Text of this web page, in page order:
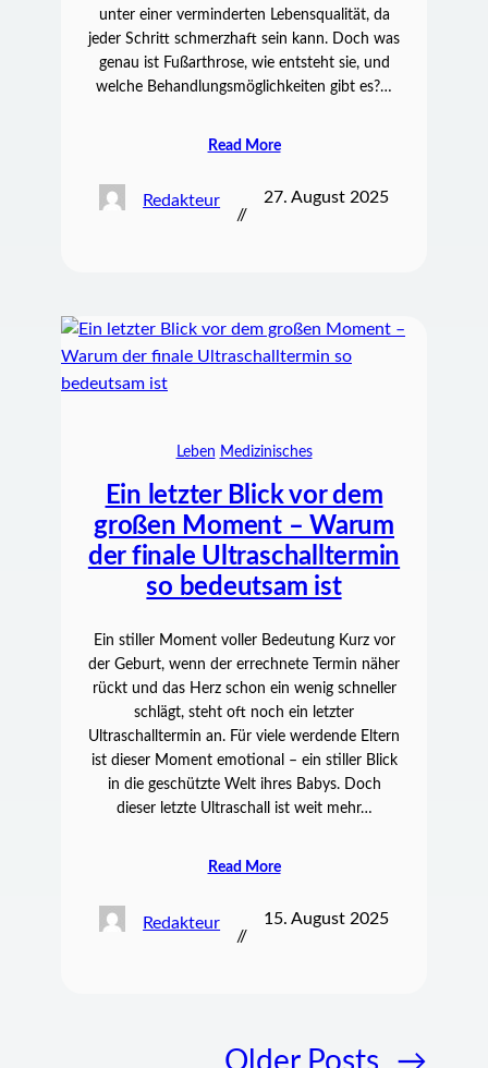
unter einer verminderten Lebensqualität, da
jeder Schritt schmerzhaft sein kann. Doch was
genau ist Fußarthrose, wie entsteht sie, und
welche Behandlungsmöglichkeiten gibt es?…
Read More
Redakteur
//
27. August 2025
Leben Medizinisches
Ein letzter Blick vor dem
großen Moment – Warum
der finale Ultraschalltermin
so bedeutsam ist
Ein stiller Moment voller Bedeutung Kurz vor
der Geburt, wenn der errechnete Termin näher
rückt und das Herz schon ein wenig schneller
schlägt, steht oft noch ein letzter
Ultraschalltermin an. Für viele werdende Eltern
ist dieser Moment emotional – ein stiller Blick
in die geschützte Welt ihres Babys. Doch
dieser letzte Ultraschall ist weit mehr…
Read More
Redakteur
//
15. August 2025